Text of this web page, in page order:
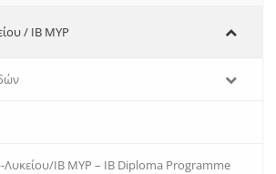
/ IB MYP
Λυκείου/IB MYP – IB Diploma Programme